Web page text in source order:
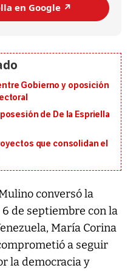
en Google ↗️
Gobierno y oposición
de De la Espriella
que consolidan el
conversó la
de septiembre con la
María Corina
a seguir
la democracia y